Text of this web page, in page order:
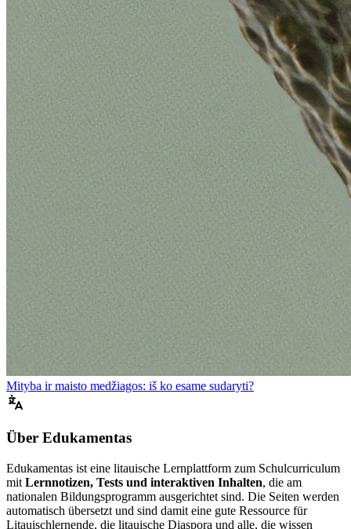
Mityba ir maisto medžiagos: iš ko esame sudaryti?
Über Edukamentas
Edukamentas ist eine litauische Lernplattform zum Schulcurriculum
mit Lernnotizen, Tests und interaktiven Inhalten, die am
nationalen Bildungsprogramm ausgerichtet sind. Die Seiten werden
automatisch übersetzt und sind damit eine gute Ressource für
Litauischlernende, die litauische Diaspora und alle, die wissen